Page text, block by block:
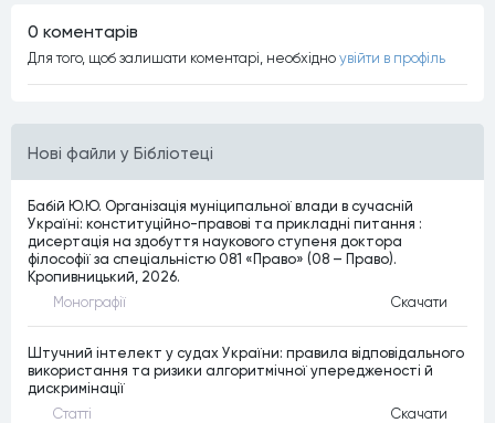
Нові файли у Бібліотеці
Бабій Ю.Ю. Організація муніципальної влади в сучасній
Україні: конституційно-правові та прикладні питання :
дисертація на здобуття наукового ступеня доктора
філософії за спеціальністю 081 «Право» (08 – Право).
Кропивницький, 2026.
Монографiї Скачати
Штучний інтелект у судах України: правила відповідального
використання та ризики алгоритмічної упередженості й
дискримінації
Статтi Скачати
0 коментарiв
Для того, щоб залишати коментарi, необхiдно увiйти в профiль